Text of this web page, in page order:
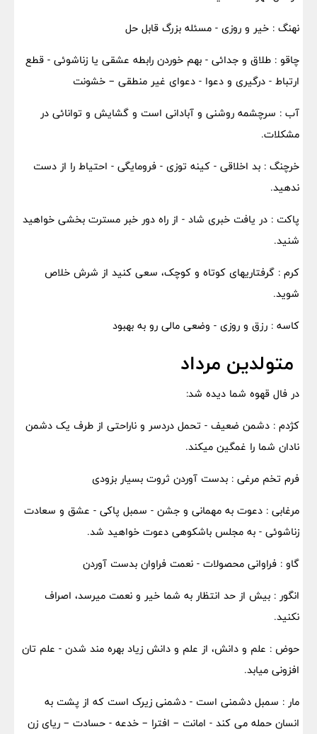
نهنگ : خیر و روزی - مسئله بزرگ قابل حل
چاقو : طلاق و جدائی - بهم خوردن رابطه عشقی یا زناشوئی - قطع
ارتباط - درگیری و دعوا - دعوای غیر منطقی – خشونت
آب : سرچشمه روشنی و آبادانی است و گشایش و توانائی در
مشکلات.
خرچنگ : بد اخلاقی - کینه توزی - فرومایگی - احتیاط را از دست
ندهید.
پاکت : در یافت خبری شاد - از راه دور خبر مسترت بخشی خواهید
شنید.
کرم : گرفتاریهای کوتاه و کوچک، سعی کنید از شرش خلاص
شوید.
کاسه : رزق و روزی - وضعی مالی رو به بهبود
متولدین مرداد
در فال قهوه شما دیده شد:
کژدم : دشمن ضعیف - تحمل دردسر و ناراحتی از طرف یک دشمن
نادان شما را غمگین میکند.
فرم تخم مرغی : بدست آوردن ثروت بسیار بزودی
مرغابی : دعوت به مهمانی و جشن - سمبل پاکی - عشق و سعادت
زناشوئی - به مجلس باشکوهی دعوت خواهید شد.
گاو : فراوانی محصولات - نعمت فراوان بدست آوردن
انگور : بیش از حد انتظار به شما خیر و نعمت میرسد، اصراف
نکنید.
حوض : علم و دانش، از علم و دانش زیاد بهره مند شدن - علم تان
افزونی میابد.
مار : سمبل دشمنی است - دشمنی زیرک است که از پشت به
انسان حمله می کند - امانت – افترا – خدعه - حسادت – ریای زن